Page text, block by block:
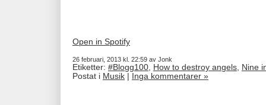
Open in Spotify
26 februari, 2013 kl. 22:59 av Jonk
Etiketter: #Blogg100, How to destroy angels, Nine
Postat i Musik Inga kommentarer »